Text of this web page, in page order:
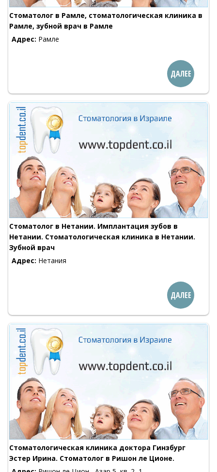
Стоматолог в Рамле, стоматологическая клиника в
Рамле, зубной врач в Рамле
Адрес: Рамле
ДАЛЕЕ
Стоматолог в Нетании. Имплантация зубов в
Нетании. Стоматологическая клиника в Нетании.
Зубной врач
Адрес: Нетания
ДАЛЕЕ
Стоматологическая клиника доктора Гинзбург
Эстер Ирина. Стоматолог в Ришон ле Ционе.